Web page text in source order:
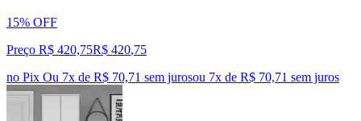
15% OFF
Preço R$ 420,75R$ 420,75
no Pix Ou 7x de R$ 70,71 sem jurosou 7x de R$ 70,71 sem juros